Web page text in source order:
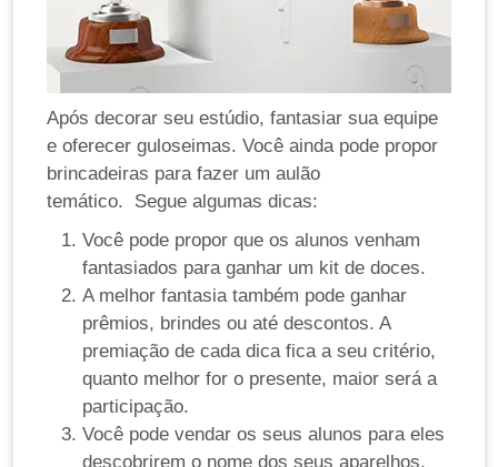
Após decorar seu estúdio, fantasiar sua equipe
e oferecer guloseimas. Você ainda pode propor
brincadeiras para fazer um aulão
temático. Segue algumas dicas:
Você pode propor que os alunos venham
fantasiados para ganhar um kit de doces.
A melhor fantasia também pode ganhar
prêmios, brindes ou até descontos. A
premiação de cada dica fica a seu critério,
quanto melhor for o presente, maior será a
participação.
Você pode vendar os seus alunos para eles
descobrirem o nome dos seus aparelhos,